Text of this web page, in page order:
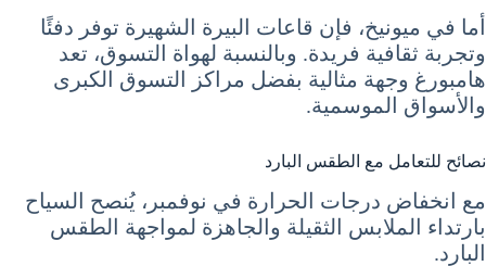
أما في ميونيخ، فإن قاعات البيرة الشهيرة توفر دفئًا
وتجربة ثقافية فريدة. وبالنسبة لهواة التسوق، تعد
هامبورغ وجهة مثالية بفضل مراكز التسوق الكبرى
والأسواق الموسمية.
نصائح للتعامل مع الطقس البارد
مع انخفاض درجات الحرارة في نوفمبر، يُنصح السياح
بارتداء الملابس الثقيلة والجاهزة لمواجهة الطقس
البارد.